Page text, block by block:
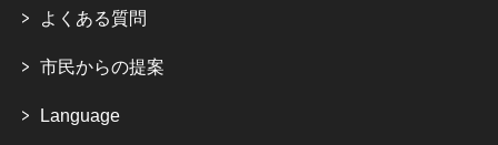
よくある質問
市民からの提案
Language